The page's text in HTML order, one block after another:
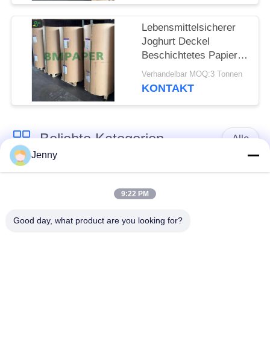
Lebensmittelsicherer
Joghurt Deckel
Beschichtetes Papier
43 / 45gsm Anti-Krack
Bleichkraft
Verhandelbar MOQ:3 Tonnen
KONTAKT
Beliebte Kategorien Alle
Kraftpapierrolle
Jenny
9:22 PM
Good day, what product are you looking for?